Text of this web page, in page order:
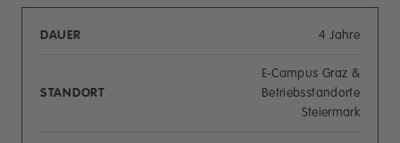
DAUER 4 Jahre
STANDORT
E-Campus Graz &
Betriebsstandorte
Steiermark